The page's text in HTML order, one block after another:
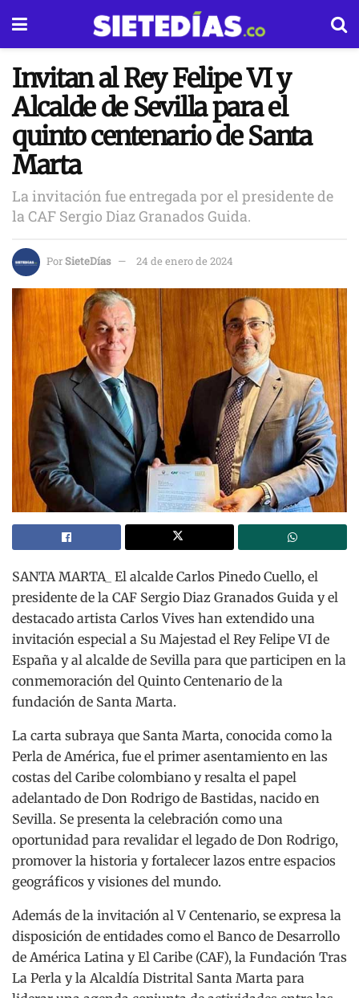
Invitan al Rey Felipe VI y
Alcalde de Sevilla para el
quinto centenario de Santa
Marta
La invitación fue entregada por el presidente de
la CAF Sergio Diaz Granados Guida.
PorSieteDías 24 de enero de 2024
SANTA MARTA_ El alcalde Carlos Pinedo Cuello, el
presidente de la CAF Sergio Diaz Granados Guida y el
destacado artista Carlos Vives han extendido una
invitación especial a Su Majestad el Rey Felipe VI de
España y al alcalde de Sevilla para que participen en la
conmemoración del Quinto Centenario de la
fundación de Santa Marta.
La carta subraya que Santa Marta, conocida como la
Perla de América, fue el primer asentamiento en las
costas del Caribe colombiano y resalta el papel
adelantado de Don Rodrigo de Bastidas, nacido en
Sevilla. Se presenta la celebración como una
oportunidad para revalidar el legado de Don Rodrigo,
promover la historia y fortalecer lazos entre espacios
geográficos y visiones del mundo.
Además de la invitación al V Centenario, se expresa la
disposición de entidades como el Banco de Desarrollo
de América Latina y El Caribe (CAF), la Fundación Tras
La Perla y la Alcaldía Distrital Santa Marta para